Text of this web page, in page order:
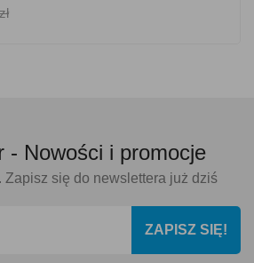
- Nowości i promocje
Zapisz się do newslettera już dziś
ZAPISZ SIĘ!